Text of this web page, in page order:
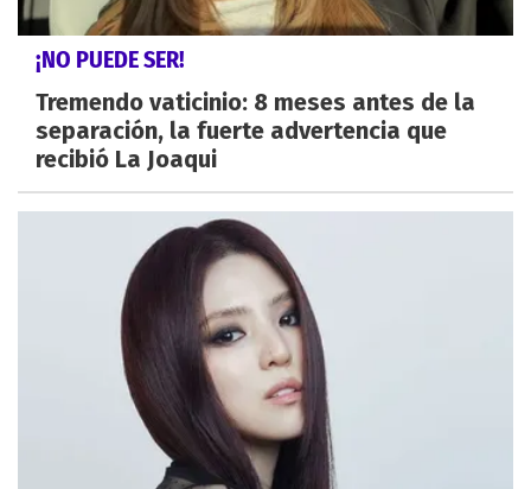
¡NO PUEDE SER!
Tremendo vaticinio: 8 meses antes de la
separación, la fuerte advertencia que
recibió La Joaqui